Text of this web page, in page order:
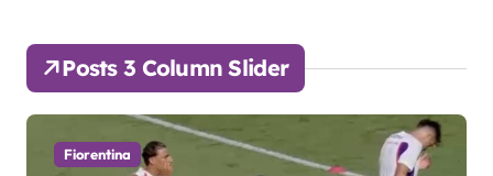
Posts 3 Column Slider
Fiorentina